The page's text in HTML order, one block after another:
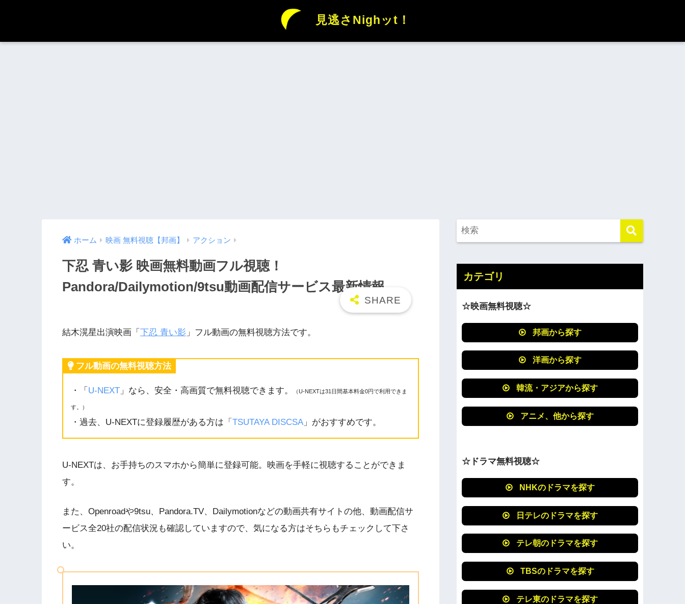
見逃さNighッt！
ホーム 映画 無料視聴【邦画】 アクション
下忍 青い影 映画無料動画フル視聴！
Pandora/Dailymotion/9tsu動画配信サービス最新情報
結木滉星出演映画「 下忍 青い影 」フル動画の無料視聴方法です。
フル動画の無料視聴方法
・「 U-NEXT 」なら、安全・高画質で無料視聴できます。 （U-NEXTは31日間基本料金0円で利用できま
す。）
・過去、U-NEXTに登録履歴がある方は「 TSUTAYA DISCSA 」がおすすめです。
U-NEXTは、お手持ちのスマホから簡単に登録可能。映画を手軽に視聴することができま
す。
また、Openroadや9tsu、Pandora.TV、Dailymotionなどの動画共有サイトの他、動画配信サ
ービス全20社の配信状況も確認していますので、気になる方はそちらもチェックして下さ
い。
カテゴリ
☆映画無料視聴☆
邦画から探す
洋画から探す
韓流・アジアから探す
アニメ、他から探す
☆ドラマ無料視聴☆
NHKのドラマを探す
日テレのドラマを探す
テレ朝のドラマを探す
TBSのドラマを探す
テレ東のドラマを探す